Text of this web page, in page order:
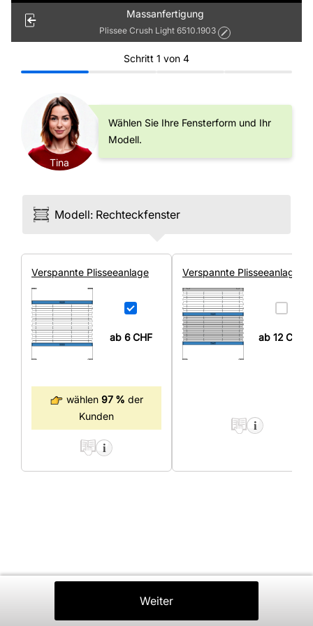
Massanfertigung
Plissee Crush Light 6510.1903
Schritt 1 von 4
Tina
Wählen Sie Ihre Fensterform und Ihr
Modell.
Modell: Rechteck­fenster
Ver­spannte Plissee­anlage
ab 6CHF
wählen 97 % der
Kunden
Ver­spannte Plissee­anlage
ab 12 CHF
Weiter